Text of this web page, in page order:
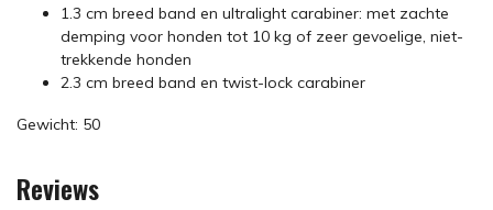
1.3 cm breed band en ultralight carabiner: met zachte
demping voor honden tot 10 kg of zeer gevoelige, niet-
trekkende honden
2.3 cm breed band en twist-lock carabiner
Gewicht: 50
Reviews